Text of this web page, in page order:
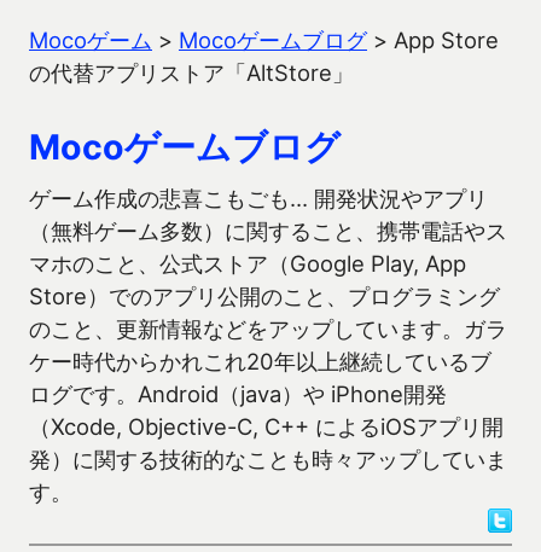
Mocoゲーム > Mocoゲームブログ> App Store
の代替アプリストア「AltStore」
Mocoゲームブログ
ゲーム作成の悲喜こもごも… 開発状況やアプリ
（無料ゲーム多数）に関すること、携帯電話やス
マホのこと、公式ストア（Google Play, App
Store）でのアプリ公開のこと、プログラミング
のこと、更新情報などをアップしています。ガラ
ケー時代からかれこれ20年以上継続しているブ
ログです。Android（java）や iPhone開発
（Xcode, Objective-C, C++ によるiOSアプリ開
発）に関する技術的なことも時々アップしていま
す。